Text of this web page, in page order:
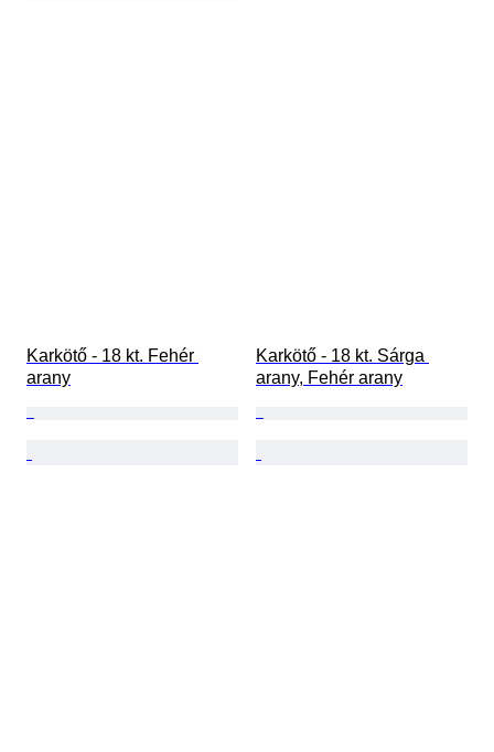
Karkötő - 18 kt. Fehér
arany
Karkötő - 18 kt. Sárga
arany, Fehér arany